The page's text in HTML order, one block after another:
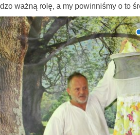
ważną rolę, a my powinniśmy o to